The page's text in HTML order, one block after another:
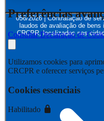
056/2026 | Contratação de
laudos de avaliação de
CRCPR, localizados nas
Preferências
Consultar Declaração de
Utilizamos cookies para
CRCPR e oferecer serviços
Cookies essenciais
Habilitado